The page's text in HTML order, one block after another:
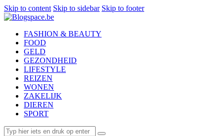
Skip to content Skip to sidebar Skip to footer
FASHION & BEAUTY
FOOD
GELD
GEZONDHEID
LIFESTYLE
REIZEN
WONEN
ZAKELIJK
DIEREN
SPORT